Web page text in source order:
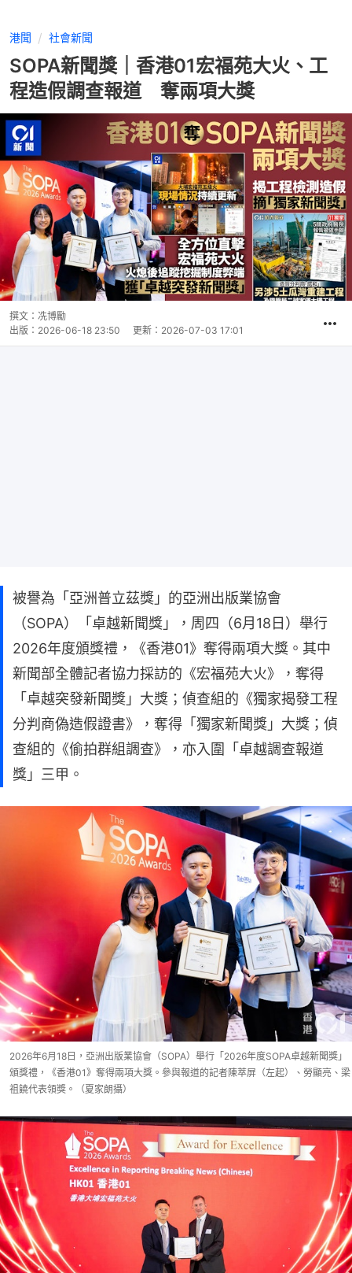
港聞 社會新聞
SOPA新聞獎｜香港01宏福苑大火、工
程造假調查報道 奪兩項大獎
撰文： 冼博勵
出版： 2026-06-18 23:50 更新： 2026-07-03 17:01
被譽為「亞洲普立茲獎」的亞洲出版業協會
（SOPA）「卓越新聞獎」，周四（6月18日）舉行
2026年度頒獎禮，《香港01》奪得兩項大獎。其中
新聞部全體記者協力採訪的《宏福苑大火》，奪得
「卓越突發新聞獎」大獎；偵查組的《獨家揭發工程
分判商偽造假證書》，奪得「獨家新聞獎」大獎；偵
查組的《偷拍群組調查》，亦入圍「卓越調查報道
獎」三甲。
2026年6月18日，亞洲出版業協會（SOPA）舉行「2026年度SOPA卓越新聞獎」
頒獎禮，《香港01》奪得兩項大獎。參與報道的記者陳萃屏（左起）、勞顯亮、梁
祖饒代表領獎。（夏家朗攝）